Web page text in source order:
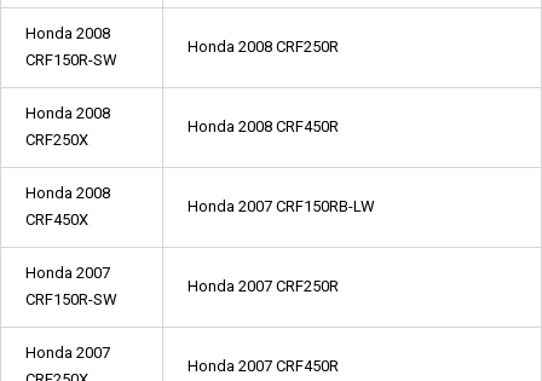
Honda 2008
CRF150R-SW
Honda 2008 CRF250R
Honda 2008
CRF250X
Honda 2008 CRF450R
Honda 2008
CRF450X
Honda 2007 CRF150RB-LW
Honda 2007
CRF150R-SW
Honda 2007 CRF250R
Honda 2007
Honda 2007 CRF450R